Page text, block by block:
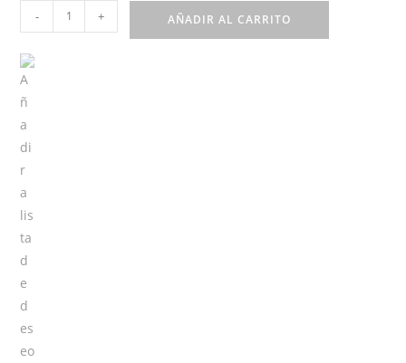
Chaqueta
Hombre
Impermeable
cantidad
- + AÑADIR AL CARRITO